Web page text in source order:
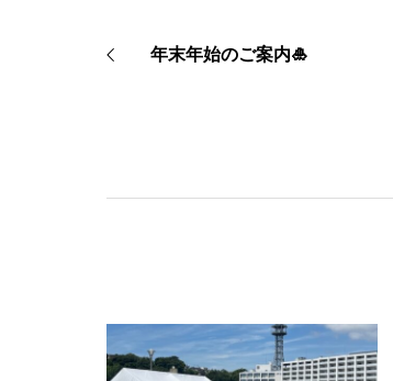
年末年始のご案内🎍